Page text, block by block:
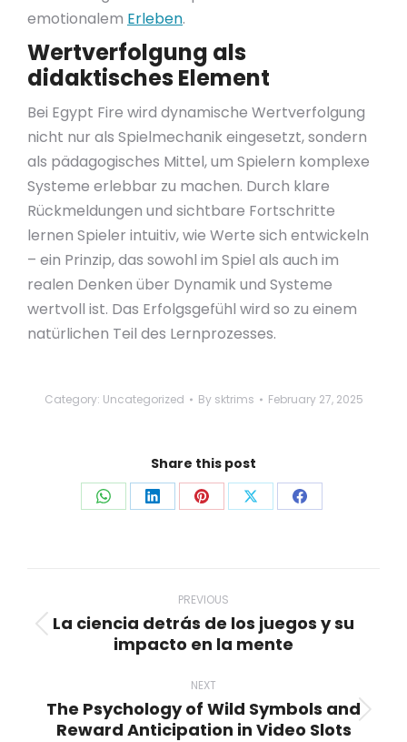
emotionalem Erleben.
Wertverfolgung als
didaktisches Element
Bei Egypt Fire wird dynamische Wertverfolgung
nicht nur als Spielmechanik eingesetzt, sondern
als pädagogisches Mittel, um Spielern komplexe
Systeme erlebbar zu machen. Durch klare
Rückmeldungen und sichtbare Fortschritte
lernen Spieler intuitiv, wie Werte sich entwickeln
– ein Prinzip, das sowohl im Spiel als auch im
realen Denken über Dynamik und Systeme
wertvoll ist. Das Erfolgsgefühl wird so zu einem
natürlichen Teil des Lernprozesses.
Category: Uncategorized By sktrims February 27, 2025
Share this post
Share Share Share Share Share
navigation
PREVIOUS
Previous
La ciencia detrás de los juegos y su
impacto en la mente
NEXT
Next
The Psychology of Wild Symbols and
Reward Anticipation in Video Slots